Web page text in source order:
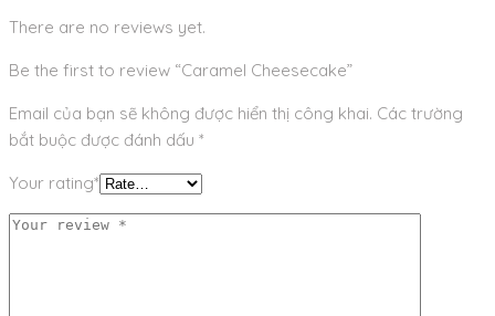
There are no reviews yet.
Be the first to review “Caramel Cheesecake”
Email của bạn sẽ không được hiển thị công khai. Các trường
bắt buộc được đánh dấu *
Your rating*